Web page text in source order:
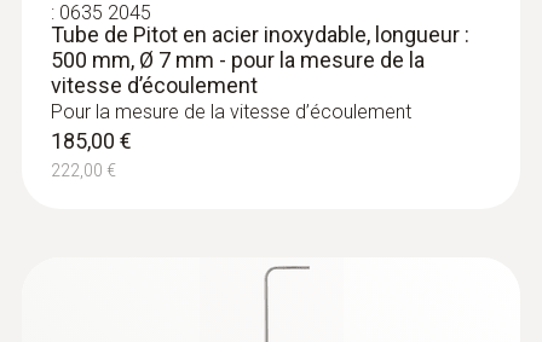
: 0560 0400 01
testo 400 - Appareil de mesure de
vitesse d’air et d’IAQ universel
1 549,00 €
1 858,80 €
: 0635 2045
Tube de Pitot en acier inoxydable, longueur :
500 mm, Ø 7 mm - pour la mesure de la
vitesse d’écoulement
Pour la mesure de la vitesse d’écoulement
185,00 €
222,00 €